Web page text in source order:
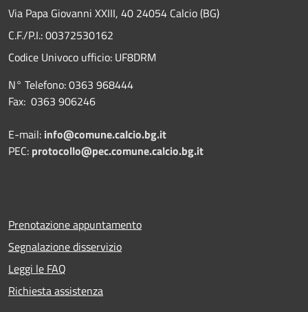
Via Papa Giovanni XXIII, 40 24054 Calcio (BG)
C.F./P.I.: 00372530162
Codice Univoco ufficio: UF8DRM
N° Telefono: 0363 968444
Fax: 0363 906246
E-mail: info@comune.calcio.bg.it
PEC: protocollo@pec.comune.calcio.bg.it
Prenotazione appuntamento
Segnalazione disservizio
Leggi le FAQ
Richiesta assistenza